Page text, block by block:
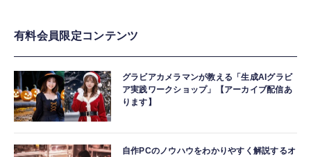
有料会員限定コンテンツ
グラビアカメラマンが教える「生成AIグラビ
ア実践ワークショップ」【アーカイブ配信あ
ります】
自作PCのノウハウをわかりやすく解説するオ